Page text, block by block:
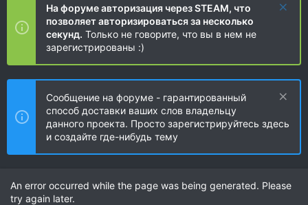
На форуме авторизация через STEAM, что
позволяет авторизироваться за несколько
секунд. Только не говорите, что вы в нем не
зарегистрированы :)
Сообщение на форуме - гарантированный
способ доставки ваших слов владельцу
данного проекта. Просто зарегистрируйтесь здесь
и создайте где-нибудь тему
An error occurred while the page was being generated. Please
try again later.